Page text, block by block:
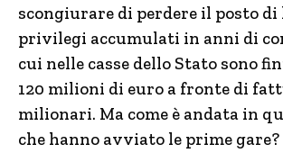
scongiurare di perdere il posto di
privilegi accumulati in anni di
cui nelle casse dello Stato sono
120 milioni di euro a fronte di
milionari. Ma come è andata in
che hanno avviato le prime gare?